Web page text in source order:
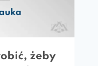
żeby